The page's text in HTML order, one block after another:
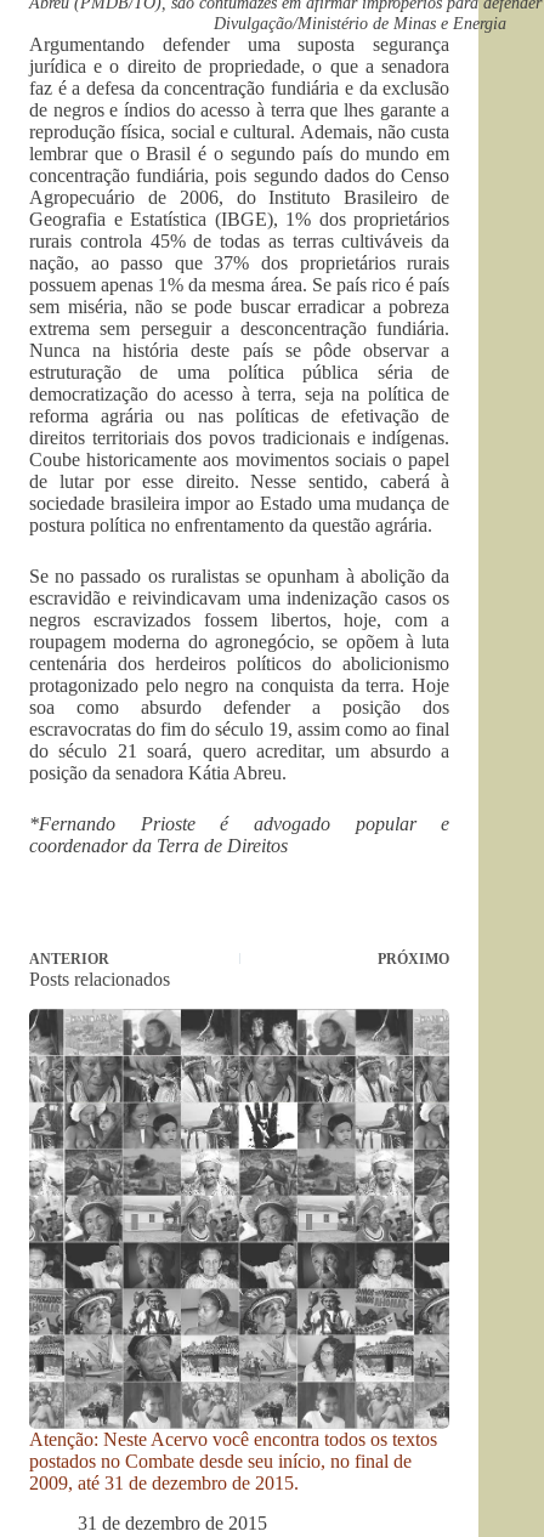
Divulgação/Ministério de Minas e Energia
Argumentando defender uma suposta segurança
jurídica e o direito de propriedade, o que a senadora
faz é a defesa da concentração fundiária e da exclusão
de negros e índios do acesso à terra que lhes garante a
reprodução física, social e cultural. Ademais, não custa
lembrar que o Brasil é o segundo país do mundo em
concentração fundiária, pois segundo dados do Censo
Agropecuário de 2006, do Instituto Brasileiro de
Geografia e Estatística (IBGE), 1% dos proprietários
rurais controla 45% de todas as terras cultiváveis da
nação, ao passo que 37% dos proprietários rurais
possuem apenas 1% da mesma área. Se país rico é país
sem miséria, não se pode buscar erradicar a pobreza
extrema sem perseguir a desconcentração fundiária.
Nunca na história deste país se pôde observar a
estruturação de uma política pública séria de
democratização do acesso à terra, seja na política de
reforma agrária ou nas políticas de efetivação de
direitos territoriais dos povos tradicionais e indígenas.
Coube historicamente aos movimentos sociais o papel
de lutar por esse direito. Nesse sentido, caberá à
sociedade brasileira impor ao Estado uma mudança de
postura política no enfrentamento da questão agrária.
Se no passado os ruralistas se opunham à abolição da
escravidão e reivindicavam uma indenização casos os
negros escravizados fossem libertos, hoje, com a
roupagem moderna do agronegócio, se opõem à luta
centenária dos herdeiros políticos do abolicionismo
protagonizado pelo negro na conquista da terra. Hoje
soa como absurdo defender a posição dos
escravocratas do fim do século 19, assim como ao final
do século 21 soará, quero acreditar, um absurdo a
posição da senadora Kátia Abreu.
*Fernando Prioste é advogado popular e
coordenador da Terra de Direitos
ANTERIOR PRÓXIMO
Posts relacionados
Atenção: Neste Acervo você encontra todos os textos
postados no Combate desde seu início, no final de
2009, até 31 de dezembro de 2015.
31 de dezembro de 2015